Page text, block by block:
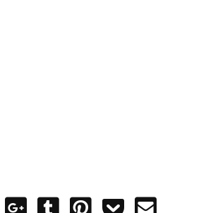
Tweet
Share
Post
Pin
Add